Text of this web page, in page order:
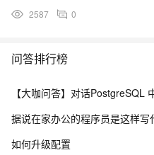
2587 0
问答排行榜
据说在家办公的程序员是这样写
如何升级配置